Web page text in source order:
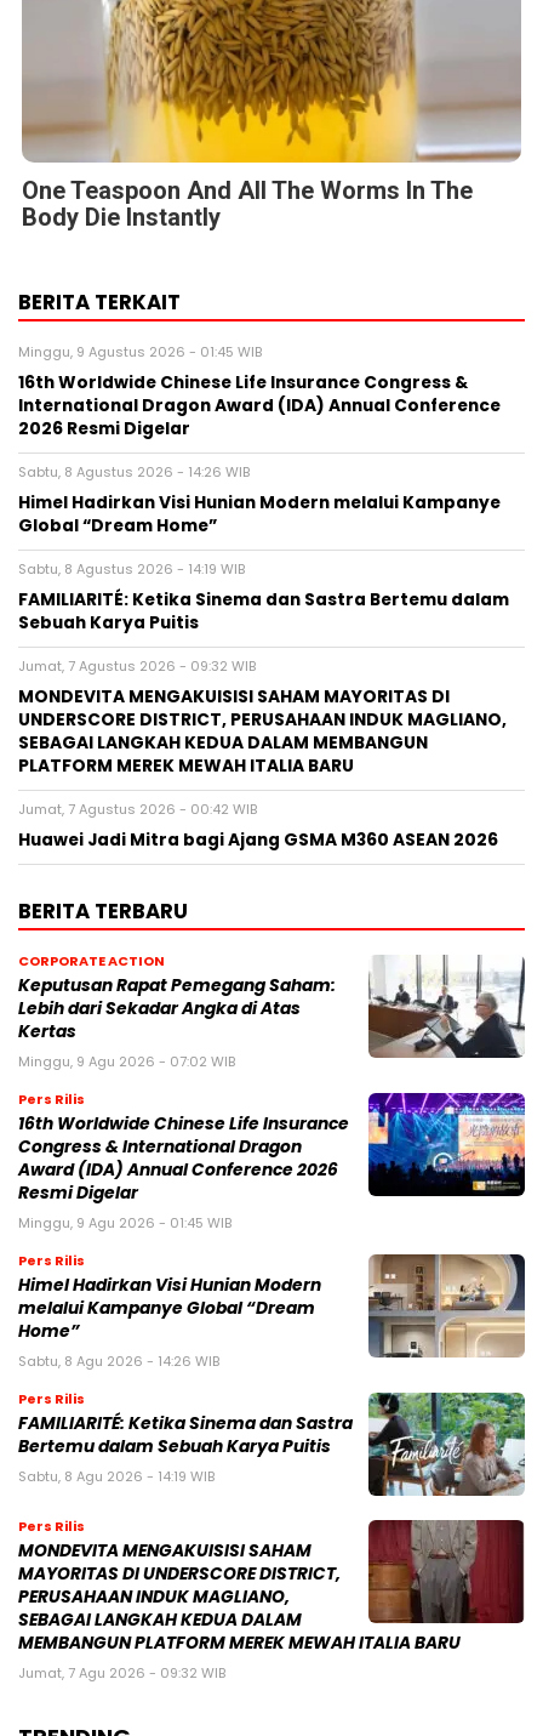
One Teaspoon And All The Worms In The
Body Die Instantly
BERITA TERKAIT
Minggu, 9 Agustus 2026 - 01:45 WIB
16th Worldwide Chinese Life Insurance Congress &
International Dragon Award (IDA) Annual Conference
2026 Resmi Digelar
Sabtu, 8 Agustus 2026 - 14:26 WIB
Himel Hadirkan Visi Hunian Modern melalui Kampanye
Global “Dream Home”
Sabtu, 8 Agustus 2026 - 14:19 WIB
FAMILIARITÉ: Ketika Sinema dan Sastra Bertemu dalam
Sebuah Karya Puitis
Jumat, 7 Agustus 2026 - 09:32 WIB
MONDEVITA MENGAKUISISI SAHAM MAYORITAS DI
UNDERSCORE DISTRICT, PERUSAHAAN INDUK MAGLIANO,
SEBAGAI LANGKAH KEDUA DALAM MEMBANGUN
PLATFORM MEREK MEWAH ITALIA BARU
Jumat, 7 Agustus 2026 - 00:42 WIB
Huawei Jadi Mitra bagi Ajang GSMA M360 ASEAN 2026
BERITA TERBARU
CORPORATE ACTION
Keputusan Rapat Pemegang Saham:
Lebih dari Sekadar Angka di Atas
Kertas
Minggu, 9 Agu 2026 - 07:02 WIB
Pers Rilis
16th Worldwide Chinese Life Insurance
Congress & International Dragon
Award (IDA) Annual Conference 2026
Resmi Digelar
Minggu, 9 Agu 2026 - 01:45 WIB
Pers Rilis
Himel Hadirkan Visi Hunian Modern
melalui Kampanye Global “Dream
Home”
Sabtu, 8 Agu 2026 - 14:26 WIB
Pers Rilis
FAMILIARITÉ: Ketika Sinema dan Sastra
Bertemu dalam Sebuah Karya Puitis
Sabtu, 8 Agu 2026 - 14:19 WIB
Pers Rilis
MONDEVITA MENGAKUISISI SAHAM
MAYORITAS DI UNDERSCORE DISTRICT,
PERUSAHAAN INDUK MAGLIANO,
SEBAGAI LANGKAH KEDUA DALAM
MEMBANGUN PLATFORM MEREK MEWAH ITALIA BARU
Jumat, 7 Agu 2026 - 09:32 WIB